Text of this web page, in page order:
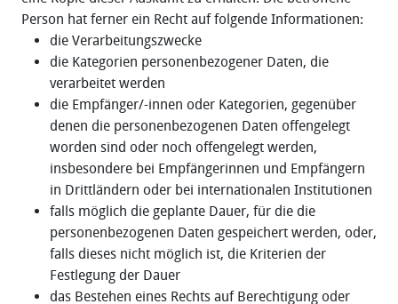
Person hat ferner ein Recht auf folgende Informationen:
die Verarbeitungszwecke
die Kategorien personenbezogener Daten, die
verarbeitet werden
die Empfänger/-innen oder Kategorien, gegenüber
denen die personenbezogenen Daten offengelegt
worden sind oder noch offengelegt werden,
insbesondere bei Empfängerinnen und Empfängern
in Drittländern oder bei internationalen Institutionen
falls möglich die geplante Dauer, für die die
personenbezogenen Daten gespeichert werden, oder,
falls dieses nicht möglich ist, die Kriterien der
Festlegung der Dauer
das Bestehen eines Rechts auf Berechtigung oder